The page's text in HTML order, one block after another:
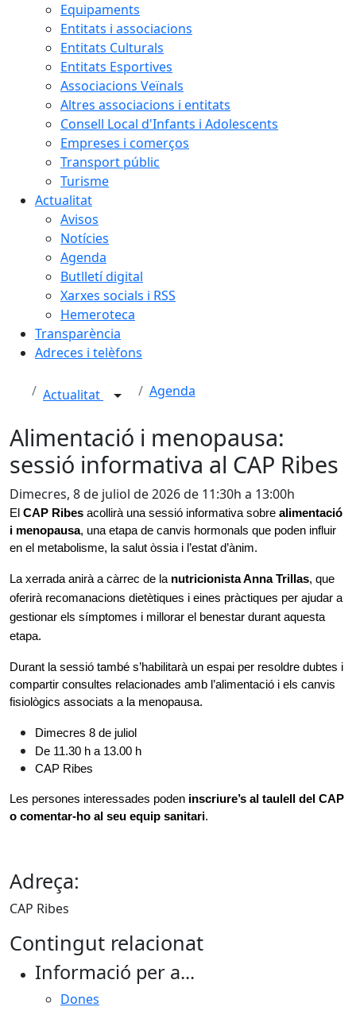
Equipaments
Entitats i associacions
Entitats Culturals
Entitats Esportives
Associacions Veïnals
Altres associacions i entitats
Consell Local d'Infants i Adolescents
Empreses i comerços
Transport públic
Turisme
Actualitat
Avisos
Notícies
Agenda
Butlletí digital
Xarxes socials i RSS
Hemeroteca
Transparència
Adreces i telèfons
Actualitat Agenda
Alimentació i menopausa:
sessió informativa al CAP Ribes
Dimecres, 8 de juliol de 2026 de 11:30h a 13:00h
El CAP Ribes acollirà una sessió informativa sobre alimentació
i menopausa, una etapa de canvis hormonals que poden influir
en el metabolisme, la salut òssia i l’estat d’ànim.
La xerrada anirà a càrrec de la nutricionista Anna Trillas, que
oferirà recomanacions dietètiques i eines pràctiques per ajudar a
gestionar els símptomes i millorar el benestar durant aquesta
etapa.
Durant la sessió també s’habilitarà un espai per resoldre dubtes i
compartir consultes relacionades amb l’alimentació i els canvis
fisiològics associats a la menopausa.
Dimecres 8 de juliol
De 11.30 h a 13.00 h
CAP Ribes
Les persones interessades poden inscriure’s al taulell del CAP
o comentar-ho al seu equip sanitari.
Adreça:
CAP Ribes
Contingut relacionat
Informació per a...
Dones